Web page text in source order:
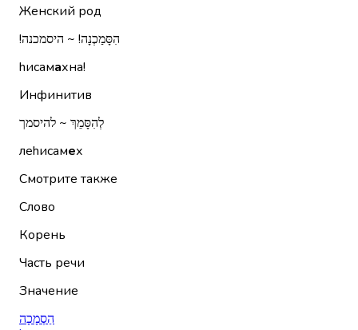
Женский род
הִסָּמַכְנָה!‏ ~ היסמכנה!‏
hисамахна!
Инфинитив
לְהִסָּמֵךְ ~ להיסמך
леhисамех
Смотрите также
Слово
Корень
Часть речи
Значение
הַסְמָכָה